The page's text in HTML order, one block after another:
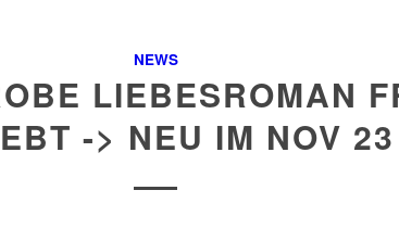
NEWS
LIEBESROMAN
-> NEU IM NOV 23